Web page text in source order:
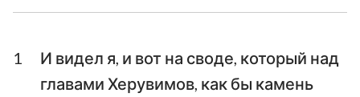
Есфирь Иов
1
И видел я, и вот на своде, который над
главами Херувимов, как бы камень